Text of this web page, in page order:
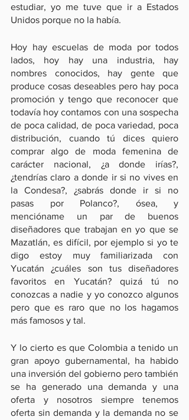
estudiar, yo me tuve que ir a Estados
Unidos porque no la había.
Hoy hay escuelas de moda por todos
lados, hoy hay una industria, hay
nombres conocidos, hay gente que
produce cosas deseables pero hay poca
promoción y tengo que reconocer que
todavía hoy contamos con una sospecha
de poca calidad, de poca variedad, poca
distribución, cuando tú dices quiero
comprar algo de moda femenina de
carácter nacional, ¿a donde irías?,
¿tendrías claro a donde ir si no vives en
la Condesa?, ¿sabrás donde ir si no
pasas por Polanco?, ósea, y
mencióname un par de buenos
diseñadores que trabajan en yo que se
Mazatlán, es difícil, por ejemplo si yo te
digo estoy muy familiarizada con
Yucatán ¿cuáles son tus diseñadores
favoritos en Yucatán? quizá tú no
conozcas a nadie y yo conozco algunos
pero que es raro que no los hagamos
más famosos y tal.
Y lo cierto es que Colombia a tenido un
gran apoyo gubernamental, ha habido
una inversión del gobierno pero también
se ha generado una demanda y una
oferta y nosotros siempre tenemos
oferta sin demanda y la demanda no se